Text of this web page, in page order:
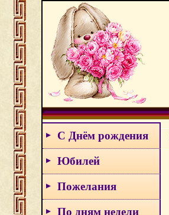
С Днём рождения
Юбилей
Пожелания
По дням недели